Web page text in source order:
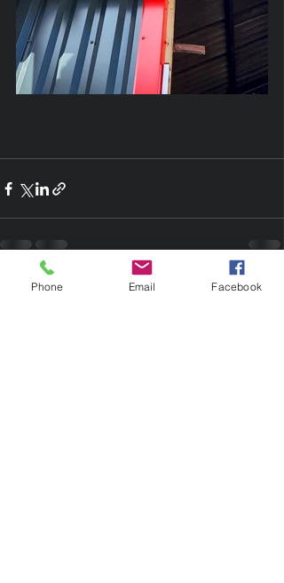
Posts récents Voir tout
Phone Email Facebook